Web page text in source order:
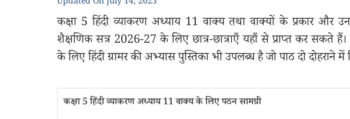
कक्षा 5 हिंदी व्याकरण अध्याय 11 वाक्य तथा वाक्यों के प्रकार और
शैक्षणिक सत्र 2026-27 के लिए छात्र-छात्राएँ यहाँ से प्राप्त कर सकते
के लिए हिंदी ग्रामर की अभ्यास पुस्तिका भी उपलब्ध है जो पाठ दो दोहराने में
कक्षा 5 हिंदी व्याकरण अध्याय 11 वाक्य के लिए पठन सामग्री